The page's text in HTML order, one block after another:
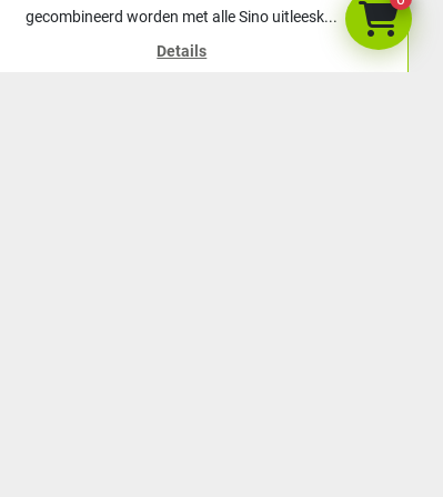
gecombineerd worden met alle Sino uitleesk...
Details